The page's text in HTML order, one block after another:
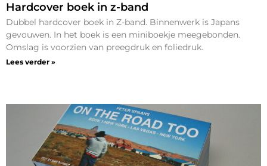
Hardcover boek in z-band
Dubbel hardcover boek in Z-band. Binnenwerk is Japans
gevouwen. In het boek is een miniboekje meegebonden.
Omslag is voorzien van preegdruk en foliedruk.
Lees verder »